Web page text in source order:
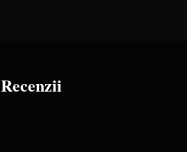
Recenzii